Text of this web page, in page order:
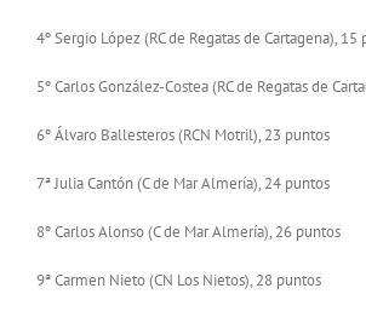
4º Sergio López (RC de Regatas de Cartagena), 15
5º Carlos González-Costea (RC de Regatas de
6º Álvaro Ballesteros (RCN Motril), 23 puntos
7ª Julia Cantón (C de Mar Almería), 24 puntos
8º Carlos Alonso (C de Mar Almería), 26 puntos
9ª Carmen Nieto (CN Los Nietos), 28 puntos